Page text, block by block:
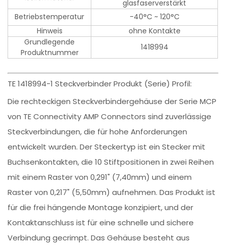
glasfaserverstärkt
Betriebstemperatur
-40°C ~ 120°C
Hinweis
ohne Kontakte
Grundlegende
Produktnummer
1418994
TE 1418994-1 Steckverbinder Produkt (Serie) Profil:
Die rechteckigen Steckverbindergehäuse der Serie MCP
von TE Connectivity AMP Connectors sind zuverlässige
Steckverbindungen, die für hohe Anforderungen
entwickelt wurden. Der Steckertyp ist ein Stecker mit
Buchsenkontakten, die 10 Stiftpositionen in zwei Reihen
mit einem Raster von 0,291" (7,40mm) und einem
Raster von 0,217" (5,50mm) aufnehmen. Das Produkt ist
für die frei hängende Montage konzipiert, und der
Kontaktanschluss ist für eine schnelle und sichere
Verbindung gecrimpt. Das Gehäuse besteht aus